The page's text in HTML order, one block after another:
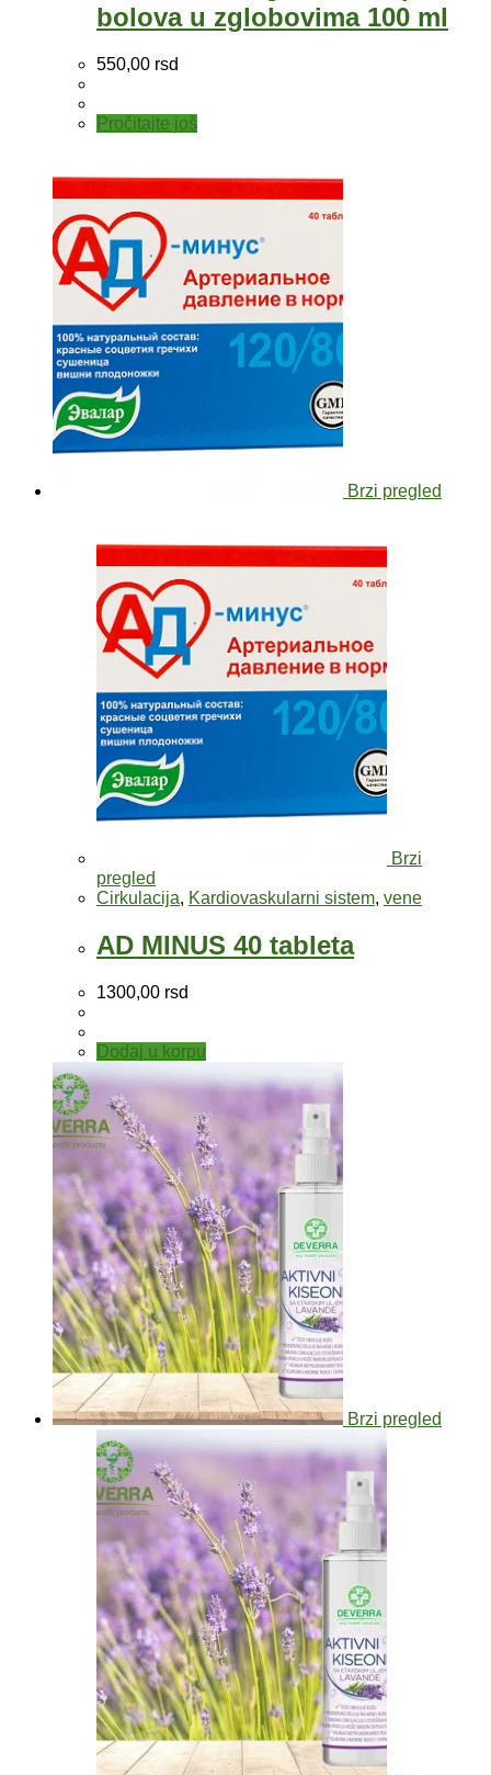
bolova u zglobovima 100 ml
550,00 rsd
Pročitajte još
Brzi pregled
Brzi
pregled
Cirkulacija, Kardiovaskularni sistem, vene
AD MINUS 40 tableta
1300,00 rsd
Dodaj u korpu
Brzi pregled